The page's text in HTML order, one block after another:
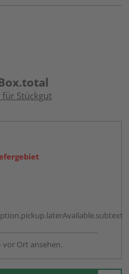
für Stückgut
vor Ort ansehen.